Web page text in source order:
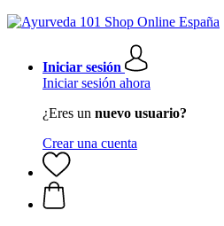
Iniciar sesión
Iniciar sesión ahora
¿Eres un nuevo usuario?
Crear una cuenta